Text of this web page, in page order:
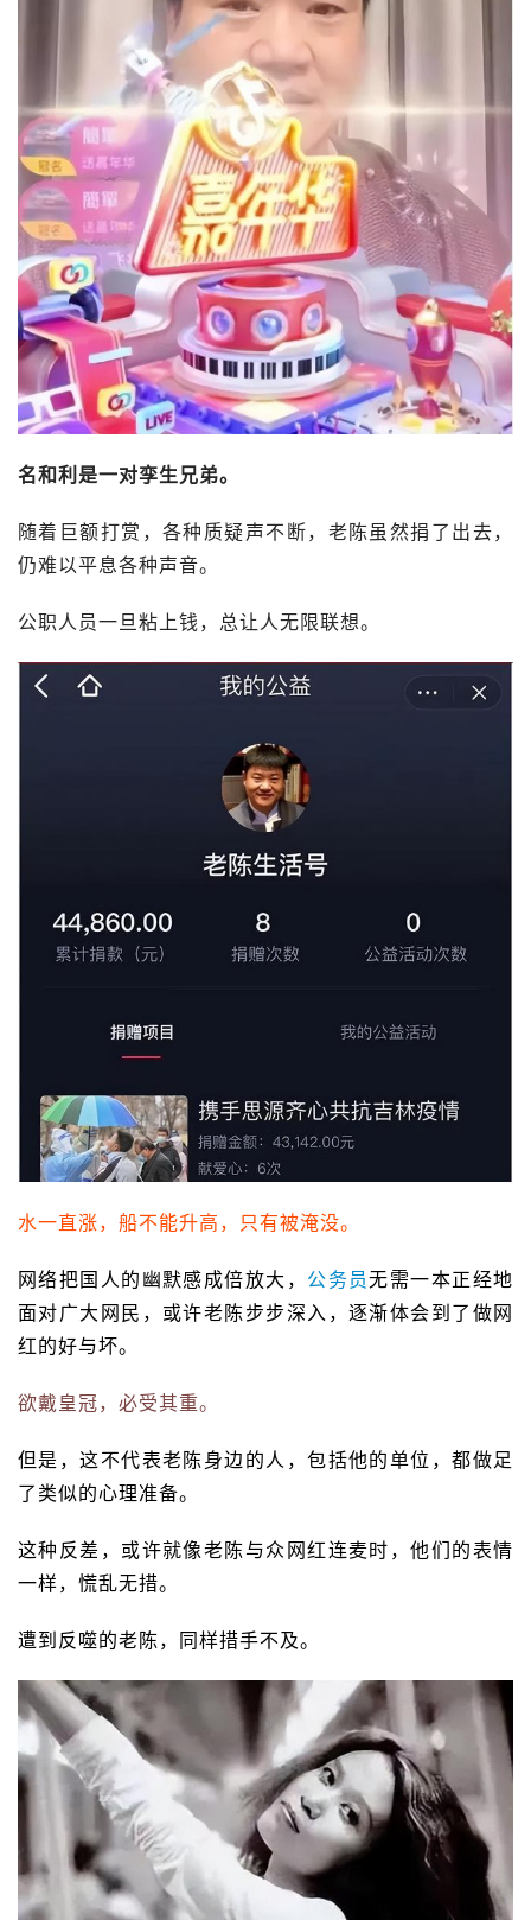
名和利是一对孪生兄弟。
随着巨额打赏，各种质疑声不断，老陈虽然捐了出去，
仍难以平息各种声音。
公职人员一旦粘上钱，总让人无限联想。
水一直涨，船不能升高，只有被淹没。
网络把国人的幽默感成倍放大， 公务员无需一本正经地
面对广大网民，或许老陈步步深入，逐渐体会到了做网
红的好与坏。
欲戴皇冠，必受其重。
但是，这不代表老陈身边的人，包括他的单位，都做足
了类似的心理准备。
这种反差，或许就像老陈与众网红连麦时，他们的表情
一样，慌乱无措。
遭到反噬的老陈，同样措手不及。